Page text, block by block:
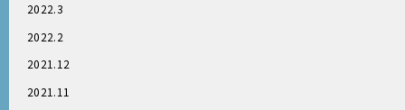
2022.3
2022.2
2021.12
2021.11